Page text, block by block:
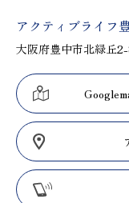
アクティブライフ
大阪府豊中市北緑丘